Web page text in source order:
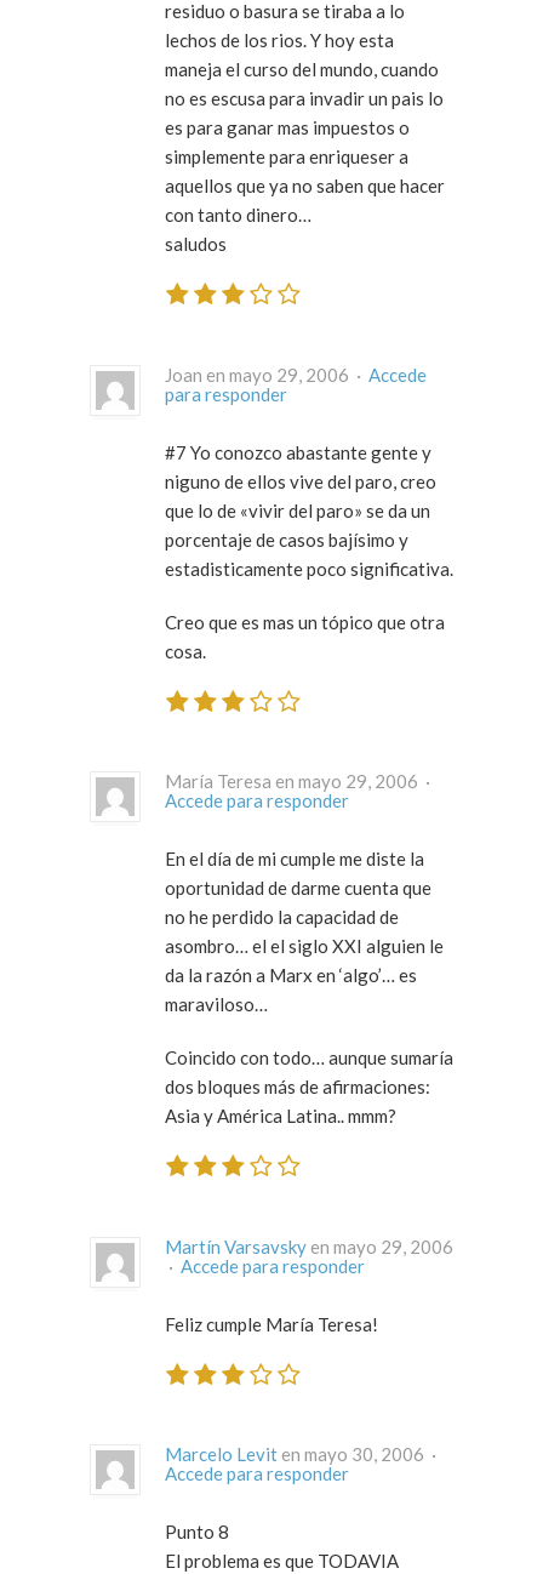
residuo o basura se tiraba a lo
lechos de los rios. Y hoy esta
maneja el curso del mundo, cuando
no es escusa para invadir un pais lo
es para ganar mas impuestos o
simplemente para enriqueser a
aquellos que ya no saben que hacer
con tanto dinero…
saludos
Joan en mayo 29, 2006 · Accede
para responder
#7 Yo conozco abastante gente y
niguno de ellos vive del paro, creo
que lo de «vivir del paro» se da un
porcentaje de casos bajísimo y
estadisticamente poco significativa.
Creo que es mas un tópico que otra
cosa.
María Teresa en mayo 29, 2006 ·
Accede para responder
En el día de mi cumple me diste la
oportunidad de darme cuenta que
no he perdido la capacidad de
asombro… el el siglo XXI alguien le
da la razón a Marx en ‘algo’… es
maraviloso…
Coincido con todo… aunque sumaría
dos bloques más de afirmaciones:
Asia y América Latina.. mmm?
Martín Varsavsky en mayo 29, 2006
· Accede para responder
Feliz cumple María Teresa!
Marcelo Levit
en mayo 30, 2006 ·
Accede para responder
Punto 8
El problema es que TODAVIA